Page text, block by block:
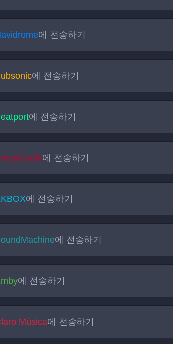
에 전송하기
에 전송하기
에 전송하기
에 전송하기
에 전송하기
에 전송하기
에 전송하기
Música에 전송하기